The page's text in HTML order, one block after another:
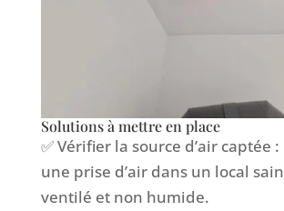
Solutions à mettre en place
✅ Vérifier la source d’air captée
une prise d’air dans un local
ventilé et non humide.